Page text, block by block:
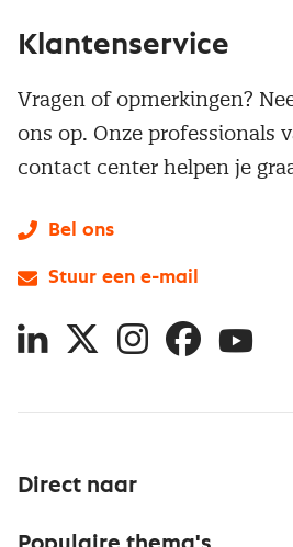
Direct naar
Klantenservice
Vragen of opmerkingen?
ons op. Onze professionals
contact center helpen je
Bel ons
Stuur een e-mail
LinkedIn
X InstagramFacebookYouTube